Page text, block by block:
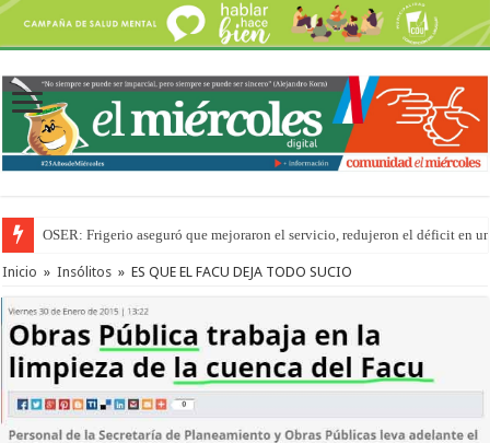
OSER: Frigerio aseguró que mejoraron el servicio, redujeron el déficit en
Por primera vez hicieron una cirugía de reconstrucción torácica en el
Inicio » Insólitos » ES QUE EL FACU DEJA TODO SUCIO